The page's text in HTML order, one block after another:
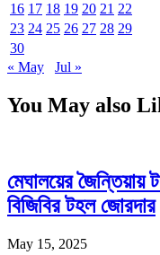
16 17 18 19 20 21 22
23 24 25 26 27 28 29
30
« May
Jul »
You May also
মেঘালয়ের জৈন্তিয়ায়
বিজিবির টহল জোরদার
May 15, 2025